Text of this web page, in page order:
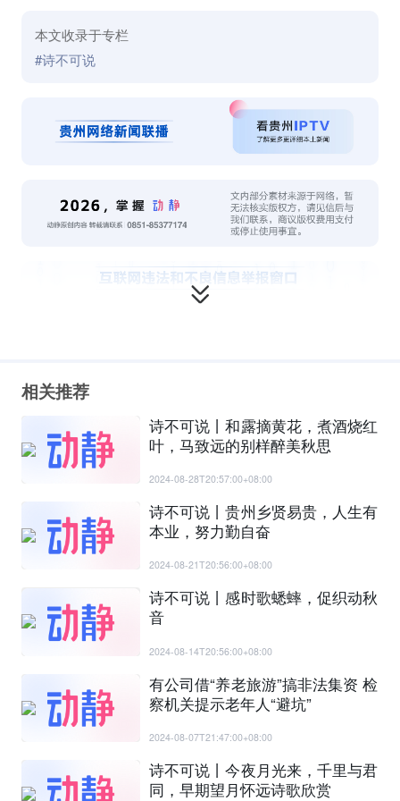
本文收录于专栏
#诗不可说
相关推荐
诗不可说丨和露摘黄花，煮酒烧红
叶，马致远的别样醉美秋思
2024-08-28T20:57:00+08:00
诗不可说丨贵州乡贤易贵，人生有
本业，努力勤自奋
2024-08-21T20:56:00+08:00
诗不可说丨感时歌蟋蟀，促织动秋
音
2024-08-14T20:56:00+08:00
有公司借“养老旅游”搞非法集资 检
察机关提示老年人“避坑”
2024-08-07T21:47:00+08:00
诗不可说丨今夜月光来，千里与君
同，早期望月怀远诗歌欣赏